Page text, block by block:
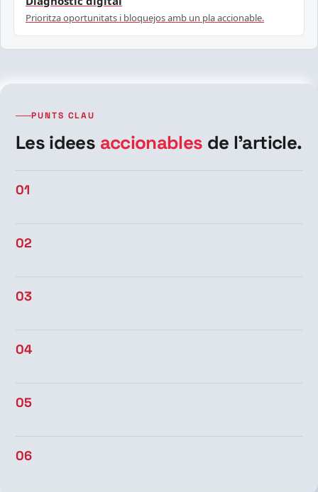
Prioritza oportunitats i bloquejos amb un pla accionable.
PUNTS CLAU
Les idees accionables de l’article.
01
02
03
04
05
06